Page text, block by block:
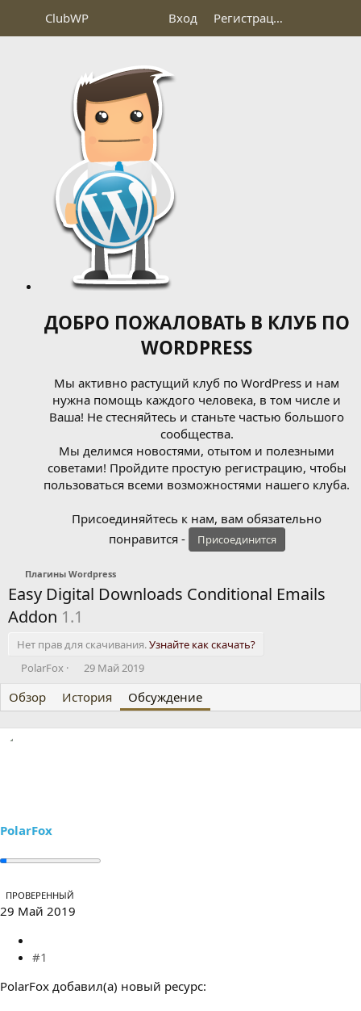
ClubWP Вход Регистрация
ДОБРО ПОЖАЛОВАТЬ В КЛУБ ПО
WORDPRESS
Мы активно растущий клуб по WordPress и нам
нужна помощь каждого человека, в том числе и
Ваша! Не стесняйтесь и станьте частью большого
сообщества.
Мы делимся новостями, отытом и полезными
советами! Пройдите простую регистрацию, чтобы
пользоваться всеми возможностями нашего клуба.
Присоединяйтесь к нам, вам обязательно
понравится -
Присоединится
Плагины Wordpress
Easy Digital Downloads Conditional Emails
Addon 1.1
Нет прав для скачивания.Узнайте как скачать?
А
т
о
р
PolarFox
Д
т
а
н
29 Май 2019
Обзор История Обсуждение
PolarFox
ПРОВЕРЕННЫЙ
29 Май 2019
#1
PolarFox добавил(а) новый ресурс: